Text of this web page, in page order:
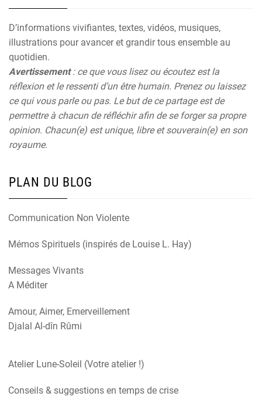
D’informations vivifiantes, textes, vidéos, musiques,
illustrations pour avancer et grandir tous ensemble au
quotidien.
Avertissement: ce que vous lisez ou écoutez est la
réflexion et le ressenti d’un être humain. Prenez ou laissez
ce qui vous parle ou pas. Le but de ce partage est de
permettre à chacun de réfléchir afin de se forger sa propre
opinion. Chacun(e) est unique, libre et souverain(e) en son
royaume.
PLAN DU BLOG
Communication Non Violente
Mémos Spirituels (inspirés de Louise L. Hay)
Messages Vivants
A Méditer
Amour, Aimer, Emerveillement
Djalal Al-dîn Rûmi
Atelier Lune-Soleil (Votre atelier !)
Conseils & suggestions en temps de crise